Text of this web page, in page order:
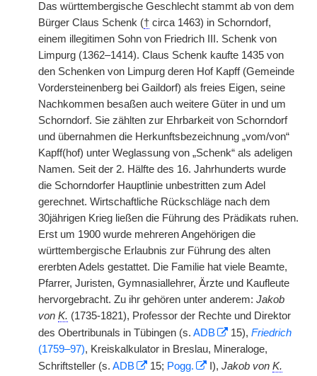
Das württembergische Geschlecht stammt ab von dem
Bürger Claus Schenk († circa 1463) in Schorndorf,
einem illegitimen Sohn von Friedrich III. Schenk von
Limpurg (1362–1414). Claus Schenk kaufte 1435 von
den Schenken von Limpurg deren Hof Kapff (Gemeinde
Vordersteinenberg bei Gaildorf) als freies Eigen, seine
Nachkommen besaßen auch weitere Güter in und um
Schorndorf. Sie zählten zur Ehrbarkeit von Schorndorf
und übernahmen die Herkunftsbezeichnung „vom/von“
Kapff(hof) unter Weglassung von „Schenk“ als adeligen
Namen. Seit der 2. Hälfte des 16. Jahrhunderts wurde
die Schorndorfer Hauptlinie unbestritten zum Adel
gerechnet. Wirtschaftliche Rückschläge nach dem
30jährigen Krieg ließen die Führung des Prädikats ruhen.
Erst um 1900 wurde mehreren Angehörigen die
württembergische Erlaubnis zur Führung des alten
ererbten Adels gestattet. Die Familie hat viele Beamte,
Pfarrer, Juristen, Gymnasiallehrer, Ärzte und Kaufleute
hervorgebracht. Zu ihr gehören unter anderem: Jakob
von K. (1735-1821), Professor der Rechte und Direktor
des Obertribunals in Tübingen (s. ADB 15), Friedrich
(1759–97), Kreiskalkulator in Breslau, Mineraloge,
Schriftsteller (s. ADB 15; Pogg. I), Jakob von K.